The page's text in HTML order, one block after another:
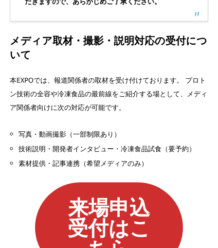
メディア取材・撮影・説明対応の受付につ
いて
本EXPOでは、報道関係者の取材を受け付けております。 プロト
ン技術の全容や冷凍食品の最前線をご紹介する場として、メディ
ア関係者向けに次の対応が可能です。​
写真・動画撮影（一部制限あり）​
技術説明・開発者インタビュー・冷凍食品試食（要予約）​
素材提供・記事連携（希望メディアのみ）
来場申込
受付はこ